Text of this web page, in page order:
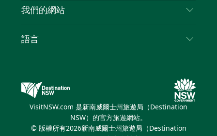
Cookie 通知
新南威爾士州公路旅行
活動
旅行資訊
新南威爾士州的商業
我們的網站
新南威爾士州旅遊局（Destination NSW）媒體中
繽紛雪梨燈光音樂節
語言
VisitNSW.com 是新南威爾士州旅遊局（Destination
NSW）的官方旅遊網站。
© 版權所有2026新南威爾士州旅遊局（Destination